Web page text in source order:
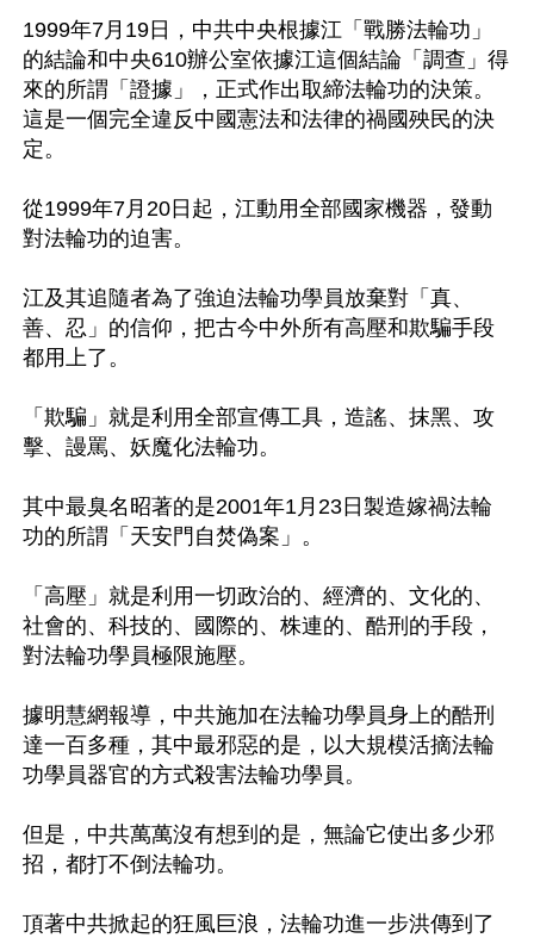
1999年7月19日，中共中央根據江「戰勝法輪功」
的結論和中央610辦公室依據江這個結論「調查」得
來的所謂「證據」，正式作出取締法輪功的決策。
這是一個完全違反中國憲法和法律的禍國殃民的決
定。
從1999年7月20日起，江動用全部國家機器，發動
對法輪功的迫害。
江及其追隨者為了強迫法輪功學員放棄對「真、
善、忍」的信仰，把古今中外所有高壓和欺騙手段
都用上了。
「欺騙」就是利用全部宣傳工具，造謠、抹黑、攻
擊、謾罵、妖魔化法輪功。
其中最臭名昭著的是2001年1月23日製造嫁禍法輪
功的所謂「天安門自焚偽案」。
「高壓」就是利用一切政治的、經濟的、文化的、
社會的、科技的、國際的、株連的、酷刑的手段，
對法輪功學員極限施壓。
據明慧網報導，中共施加在法輪功學員身上的酷刑
達一百多種，其中最邪惡的是，以大規模活摘法輪
功學員器官的方式殺害法輪功學員。
但是，中共萬萬沒有想到的是，無論它使出多少邪
招，都打不倒法輪功。
頂著中共掀起的狂風巨浪，法輪功進一步洪傳到了